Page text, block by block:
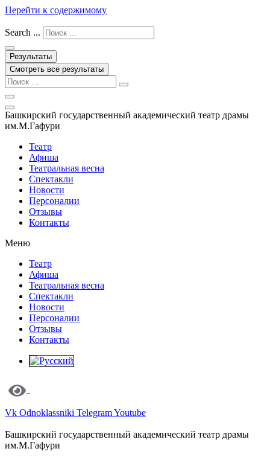
Перейти к содержимому
Search ...
Результаты
Смотреть все результаты
Башкирский государственный академический театр драмы
им.М.Гафури
Театр
Афиша
Театральная весна
Спектакли
Новости
Персоналии
Отзывы
Контакты
Меню
Театр
Афиша
Театральная весна
Спектакли
Новости
Персоналии
Отзывы
Контакты
Vk Odnoklassniki TelegramYoutube
Башкирский государственный академический театр драмы
им.М.Гафури